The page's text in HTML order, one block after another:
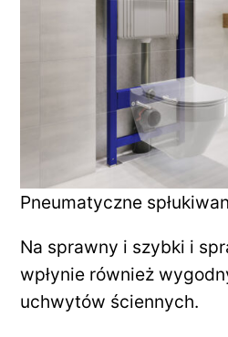
Pneumatyczne
Na sprawny i szybki i
wpłynie również
uchwytów ściennych.